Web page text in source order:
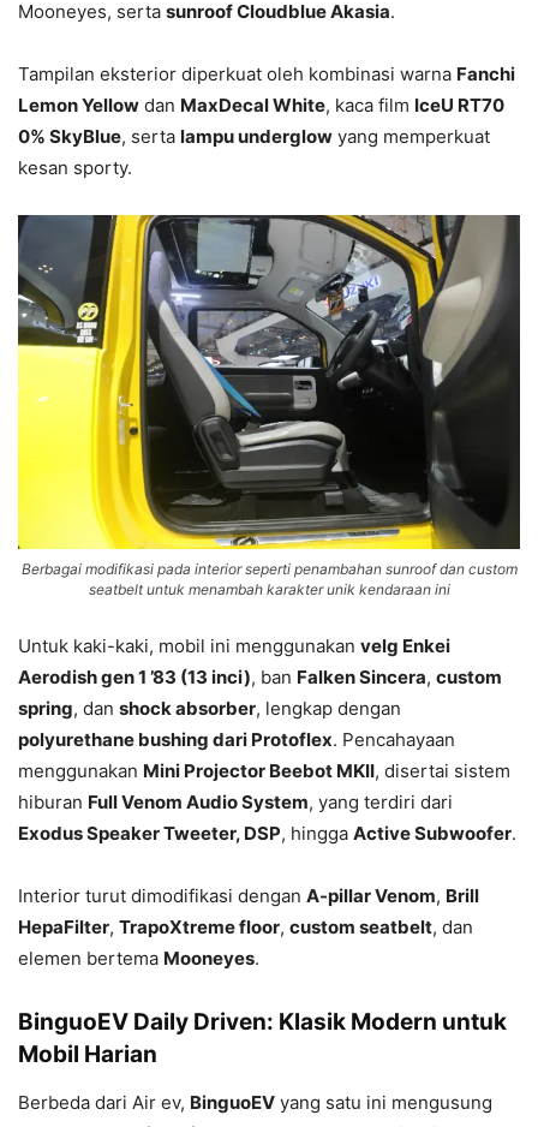
Mooneyes, serta sunroof Cloudblue Akasia.
Tampilan eksterior diperkuat oleh kombinasi warna Fanchi
Lemon Yellow dan MaxDecal White, kaca film IceU RT70
0% SkyBlue, serta lampu underglow yang memperkuat
kesan sporty.
Berbagai modifikasi pada interior seperti penambahan sunroof dan custom
seatbelt untuk menambah karakter unik kendaraan ini
Untuk kaki-kaki, mobil ini menggunakan velg Enkei
Aerodish gen 1 ’83 (13 inci), ban Falken Sincera, custom
spring, dan shock absorber, lengkap dengan
polyurethane bushing dari Protoflex. Pencahayaan
menggunakan Mini Projector Beebot MKII, disertai sistem
hiburan Full Venom Audio System, yang terdiri dari
Exodus Speaker Tweeter, DSP, hingga Active Subwoofer.
Interior turut dimodifikasi dengan A-pillar Venom, Brill
HepaFilter, TrapoXtreme floor, custom seatbelt, dan
elemen bertema Mooneyes.
BinguoEV Daily Driven: Klasik Modern untuk
Mobil Harian
Berbeda dari Air ev, BinguoEV yang satu ini mengusung